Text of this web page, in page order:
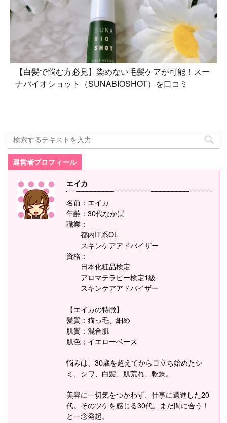
【白髪で悩む方必見】染めない毛髪ケアが可能！スー
ナバイオショット（SUNABIOSHOT）を口コミ
運営者プロフィール
エイカ
名前：エイカ
年齢：30代なかば
職業：
都内IT系OL
スキンケアアドバイザー
資格：
日本化粧品検定
アロマテラピー検定1級
スキンケアアドバイザー
【エイカの特徴】
髪質：猫っ毛、細め
肌質：混合肌
肌色；イエローベース
悩みは、30歳を超えてから目立ち始めたシ
ミ、シワ、白髪、肌荒れ、乾燥。
美容に一切気をつかわず、仕事に邁進した20
代。そのツケを感じる30代。まだ間に合う！
と一念発起。